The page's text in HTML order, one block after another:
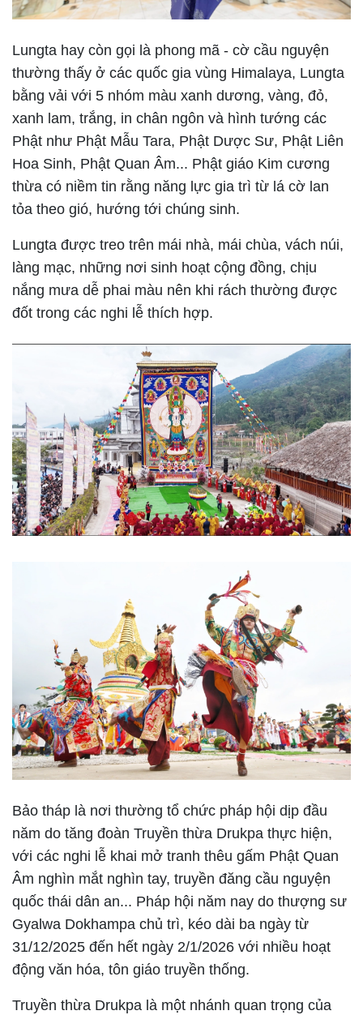
Lungta hay còn gọi là phong mã - cờ cầu nguyện
thường thấy ở các quốc gia vùng Himalaya, Lungta
bằng vải với 5 nhóm màu xanh dương, vàng, đỏ,
xanh lam, trắng, in chân ngôn và hình tướng các
Phật như Phật Mẫu Tara, Phật Dược Sư, Phật Liên
Hoa Sinh, Phật Quan Âm... Phật giáo Kim cương
thừa có niềm tin rằng năng lực gia trì từ lá cờ lan
tỏa theo gió, hướng tới chúng sinh.
Lungta được treo trên mái nhà, mái chùa, vách núi,
làng mạc, những nơi sinh hoạt cộng đồng, chịu
nắng mưa dễ phai màu nên khi rách thường được
đốt trong các nghi lễ thích hợp.
Bảo tháp là nơi thường tổ chức pháp hội dịp đầu
năm do tăng đoàn Truyền thừa Drukpa thực hiện,
với các nghi lễ khai mở tranh thêu gấm Phật Quan
Âm nghìn mắt nghìn tay, truyền đăng cầu nguyện
quốc thái dân an... Pháp hội năm nay do thượng sư
Gyalwa Dokhampa chủ trì, kéo dài ba ngày từ
31/12/2025 đến hết ngày 2/1/2026 với nhiều hoạt
động văn hóa, tôn giáo truyền thống.
Truyền thừa Drukpa là một nhánh quan trọng của